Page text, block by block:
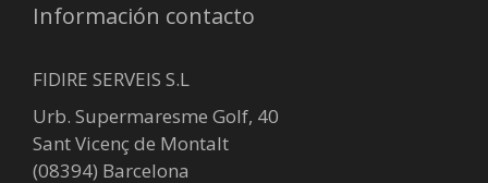
Información contacto
FIDIRE SERVEIS S.L
Urb. Supermaresme Golf, 40
Sant Vicenç de Montalt
(08394) Barcelona